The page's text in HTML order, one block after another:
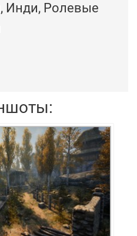
Инди, Ролевые